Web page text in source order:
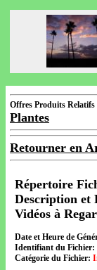
Offres Produits Relatifs
Plantes
Retourner en
Répertoire
Description et
Vidéos à
Date et Heure de
Identifiant du Fichier:
Catégorie du Fichier: